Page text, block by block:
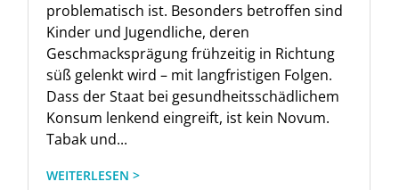
problematisch ist. Besonders betroffen sind
Kinder und Jugendliche, deren
Geschmacksprägung frühzeitig in Richtung
süß gelenkt wird – mit langfristigen Folgen.
Dass der Staat bei gesundheitsschädlichem
Konsum lenkend eingreift, ist kein Novum.
Tabak und...
WEITERLESEN >